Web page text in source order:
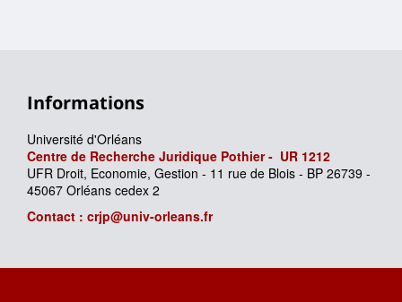
Informations
Université d'Orléans
Centre de Recherche Juridique Pothier - UR 1212
UFR Droit, Economie, Gestion - 11 rue de Blois - BP 26739 -
45067 Orléans cedex 2
Contact : crjp@univ-orleans.fr